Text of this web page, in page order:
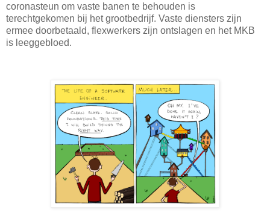
coronasteun om vaste banen te behouden is
terechtgekomen bij het grootbedrijf. Vaste diensters zijn
ermee doorbetaald, flexwerkers zijn ontslagen en het MKB
is leeggebloed.